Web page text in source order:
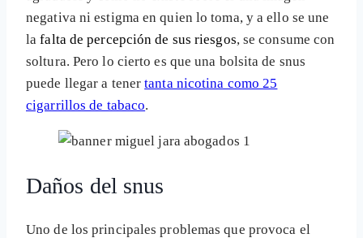
negativa ni estigma en quien lo toma, y a ello se une
lafalta de percepción de sus riesgos, se consume con
soltura. Pero lo cierto es que una bolsita de snus
puede llegar a tenertanta nicotina como 25
cigarrillos de tabaco.
Daños del snus
Uno de los principales problemas que provoca el